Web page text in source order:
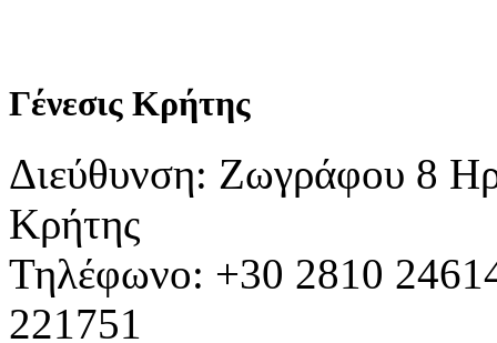
Γένεσις Κρήτης
Διεύθυνση: Ζωγράφου 8
Κρήτης
Τηλέφωνο: +30 2810
221751